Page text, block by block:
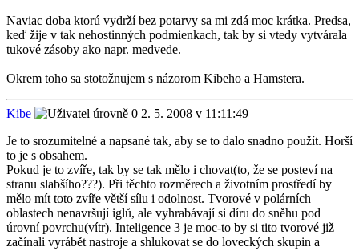
Naviac doba ktorú vydrží bez potarvy sa mi zdá moc krátka. Predsa,
keď žije v tak nehostinných podmienkach, tak by si vtedy vytvárala
tukové zásoby ako napr. medvede.
Okrem toho sa stotožnujem s názorom Kibeho a Hamstera.
Kibe
2. 5. 2008 v 11:11:49
Je to srozumitelné a napsané tak, aby se to dalo snadno použít. Horší
to je s obsahem.
Pokud je to zvíře, tak by se tak mělo i chovat(to, že se posteví na
stranu slabšího???). Při těchto rozměrech a životním prostředí by
mělo mít toto zvíře větší sílu i odolnost. Tvorové v polárních
oblastech nenavršují iglů, ale vyhrabávají si díru do sněhu pod
úrovní povrchu(vítr). Inteligence 3 je moc-to by si tito tvorové již
začínali vyrábět nastroje a shlukovat se do loveckých skupin a